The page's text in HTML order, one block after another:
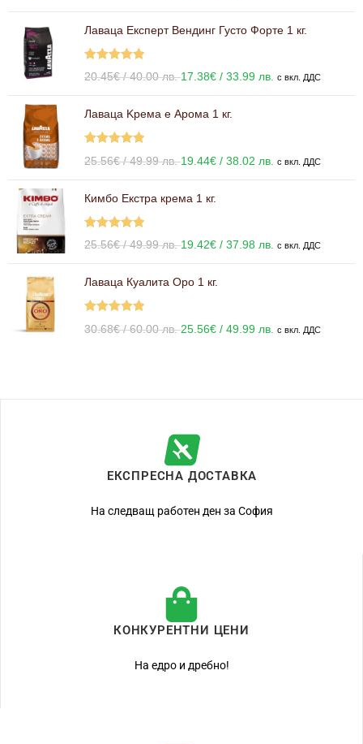
Лаваца Експерт Вендинг Густо Форте 1 кг.
Оценено с
20.45€/ 40.00 лв.17.38€ / 33.99 лв. с вкл. ДДС
Лаваца Kрема е Арома 1 кг.
Оценено с
25.56€/ 49.99 лв.19.44€ / 38.02 лв. с вкл. ДДС
Кимбо Екстра крема 1 кг.
Оценено с
25.56€/ 49.99 лв.19.42€ / 37.98 лв. с вкл. ДДС
Лаваца Куалита Оро 1 кг.
Оценено с
30.68€/ 60.00 лв.25.56€ / 49.99 лв. с вкл. ДДС
ЕКСПРЕСНА ДОСТАВКА
На следващ работен ден за София
КОНКУРЕНТНИ ЦЕНИ
На едро и дребно!